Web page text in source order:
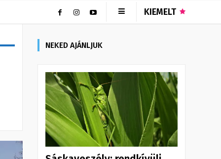
KIEMELT
NEKED AJÁNLJUK